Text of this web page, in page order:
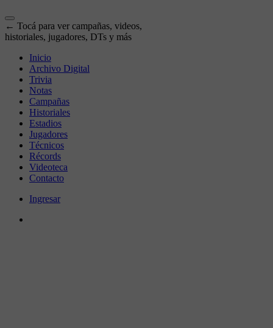
← Tocá para ver campañas, videos,
historiales, jugadores, DTs y más
Inicio
Archivo Digital
Trivia
Notas
Campañas
Historiales
Estadios
Jugadores
Técnicos
Récords
Videoteca
Contacto
Ingresar